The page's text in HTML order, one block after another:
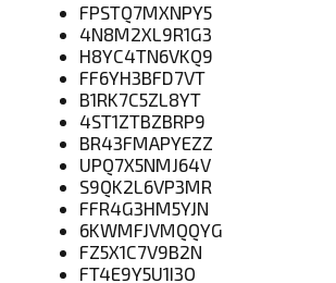
FPSTQ7MXNPY5
4N8M2XL9R1G3
H8YC4TN6VKQ9
FF6YH3BFD7VT
B1RK7C5ZL8YT
4ST1ZTBZBRP9
BR43FMAPYEZZ
UPQ7X5NMJ64V
S9QK2L6VP3MR
FFR4G3HM5YJN
6KWMFJVMQQYG
FZ5X1C7V9B2N
FT4E9Y5U1I3O